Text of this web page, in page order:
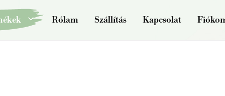
Rólam Szállítás Kapcsolat